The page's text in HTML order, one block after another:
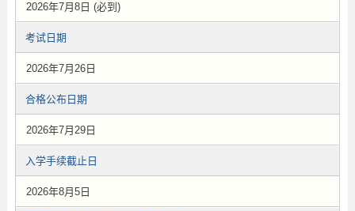
2026年7月8日 (必到)
考试日期
2026年7月26日
合格公布日期
2026年7月29日
入学手续截止日
2026年8月5日